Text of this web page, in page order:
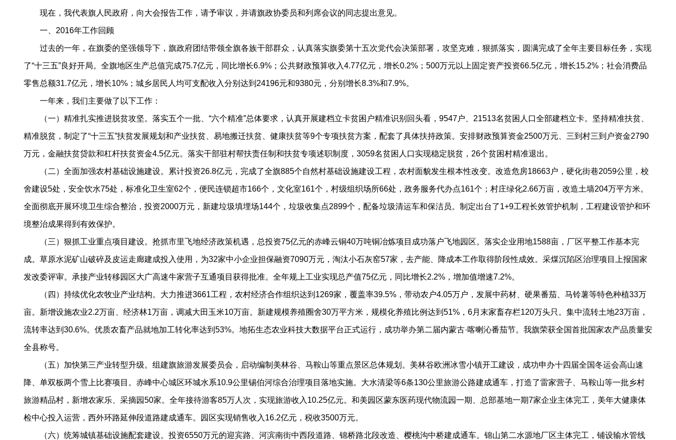
现在，我代表旗人民政府，向大会报告工作，请予审议，并请旗政协委员和列席会议的同志提出意见。
一、2016年工作回顾
过去的一年，在旗委的坚强领导下，旗政府团结带领全旗各族干部群众，认真落实旗委第十五次党代会决策部署，攻坚克难，狠抓落实，圆满完成了全年主要目标任务，实现
了“十三五”良好开局。全旗地区生产总值完成75.7亿元，同比增长6.9%；公共财政预算收入4.77亿元，增长0.2%；500万元以上固定资产投资66.5亿元，增长15.2%；社会消费品
零售总额31.7亿元，增长10%；城乡居民人均可支配收入分别达到24196元和9380元，分别增长8.3%和7.9%。
一年来，我们主要做了以下工作：
（一）精准扎实推进脱贫攻坚。落实五个一批、“六个精准”总体要求，认真开展建档立卡贫困户精准识别回头看，9547户、21513名贫困人口全部建档立卡。坚持精准扶贫、
精准脱贫，制定了“十三五”扶贫发展规划和产业扶贫、易地搬迁扶贫、健康扶贫等9个专项扶贫方案，配套了具体扶持政策。安排财政预算资金2500万元、三到村三到户资金2790
万元，金融扶贫贷款和杠杆扶贫资金4.5亿元。落实干部驻村帮扶责任制和扶贫专项述职制度，3059名贫困人口实现稳定脱贫，26个贫困村精准退出。
（二）全面加强农村基础设施建设。累计投资26.8亿元，完成了全旗885个自然村基础设施建设工程，农村面貌发生根本性改变。改造危房18663户，硬化街巷2059公里，校
舍建设5处，安全饮水75处，标准化卫生室62个，便民连锁超市166个，文化室161个，村级组织场所66处，政务服务代办点161个；村庄绿化2.66万亩，改造土墙204万平方米。
全面彻底开展环境卫生综合整治，投资2000万元，新建垃圾填埋场144个，垃圾收集点2899个，配备垃圾清运车和保洁员。制定出台了1+9工程长效管护机制，工程建设管护和环
境整治成果得到有效保护。
（三）狠抓工业重点项目建设。抢抓市里飞地经济政策机遇，总投资75亿元的赤峰云铜40万吨铜冶炼项目成功落户飞地园区。落实企业用地1588亩，厂区平整工作基本完
成。草原水泥矿山破碎及皮运走廊建成投入使用，为32家中小企业担保融资7090万元，淘汰小石灰窑57家，去产能、降成本工作取得阶段性成效。采煤沉陷区治理项目上报国家
发改委评审。承接产业转移园区大广高速牛家营子互通项目获得批准。全年规上工业实现总产值75亿元，同比增长2.2%，增加值增速7.2%。
（四）持续优化农牧业产业结构。大力推进3661工程，农村经济合作组织达到1269家，覆盖率39.5%，带动农户4.05万户，发展中药材、硬果番茄、马铃薯等特色种植33万
亩。新增设施农业2.2万亩、经济林1万亩，调减大田玉米10万亩。新建规模养殖圈舍30万平方米，规模化养殖比例达到51%，6月末家畜存栏120万头只。集中流转土地23万亩，
流转率达到30.6%。优质农畜产品就地加工转化率达到53%。地拓生态农业科技大数据平台正式运行，成功举办第二届内蒙古·喀喇沁番茄节。我旗荣获全国首批国家农产品质量安
全县称号。
（五）加快第三产业转型升级。组建旗旅游发展委员会，启动编制美林谷、马鞍山等重点景区总体规划。美林谷欧洲冰雪小镇开工建设，成功申办十四届全国冬运会高山速
降、单双板两个雪上比赛项目。赤峰中心城区环城水系10.9公里锡伯河综合治理项目落地实施。大水清梁等6条130公里旅游公路建成通车，打造了雷家营子、马鞍山等一批乡村
旅游精品村，新增农家乐、采摘园50家。全年接待游客85万人次，实现旅游收入10.25亿元。和美园区蒙东医药现代物流园一期、总部基地一期7家企业主体完工，美年大健康体
检中心投入运营，西外环路延伸段道路建成通车。园区实现销售收入16.2亿元，税收3500万元。
（六）统筹城镇基础设施配套建设。投资6550万元的迎宾路、河滨南街中西段道路、锦桥路北段改造、樱桃沟中桥建成通车。锦山第二水源地厂区主体完工，铺设输水管线